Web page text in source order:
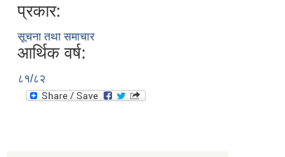
प्रकार:
सूचना तथा समाचार
आर्थिक वर्ष:
८१/८२